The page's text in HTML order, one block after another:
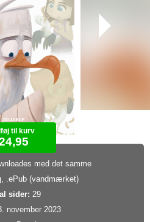
til kurv
med det samme
.ePub (vandmærket)
sider: 29
november 2023